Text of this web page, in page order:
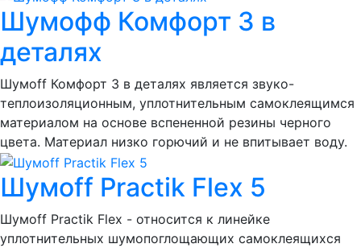
Шумофф Комфорт 3 в
деталях
Шумоff Комфорт 3 в деталях является звуко-
теплоизоляционным, уплотнительным самоклеящимся
материалом на основе вспененной резины черного
цвета. Материал низко горючий и не впитывает воду.
Шумoff Practik Flex 5
Шумоff Practik Flex - относится к линейке
уплотнительных шумопоглощающих самоклеящихся